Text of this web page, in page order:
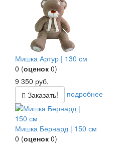
Мишка Артур | 130 см
0 (оценок 0)
9 350 руб.
Заказать!
подробнее
Мишка Бернард | 150 см
0 (оценок 0)